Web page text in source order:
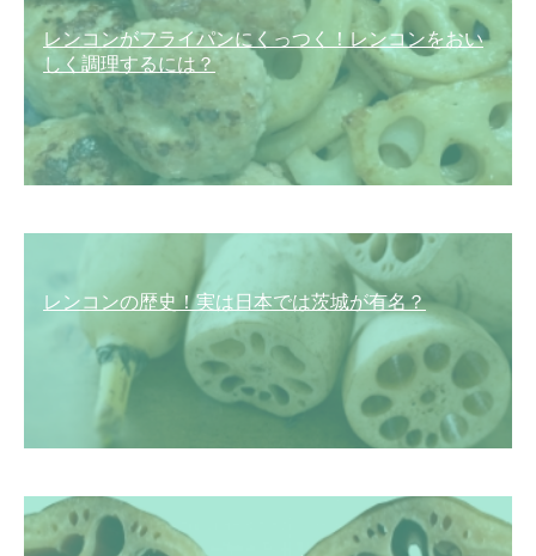
レンコンがフライパンにくっつく！レンコンをおい
しく調理するには？
レンコンの歴史！実は日本では茨城が有名？